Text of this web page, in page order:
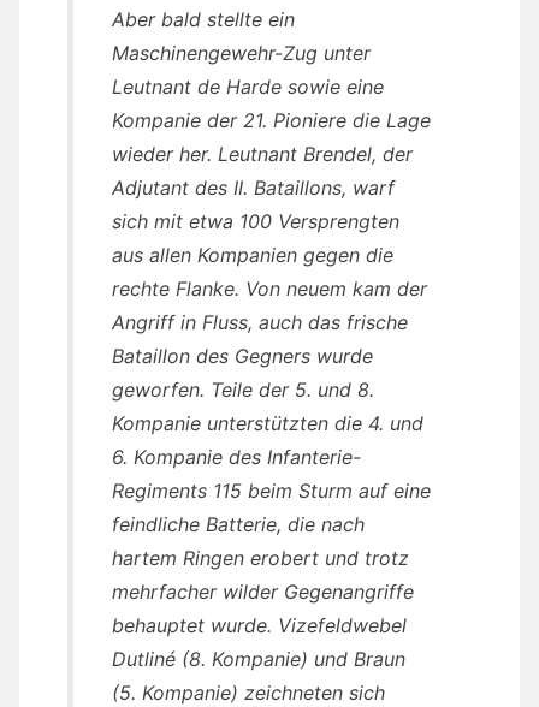
Aber bald stellte ein
Maschinengewehr-Zug unter
Leutnant de Harde sowie eine
Kompanie der 21. Pioniere die Lage
wieder her. Leutnant Brendel, der
Adjutant des II. Bataillons, warf
sich mit etwa 100 Versprengten
aus allen Kompanien gegen die
rechte Flanke. Von neuem kam der
Angriff in Fluss, auch das frische
Bataillon des Gegners wurde
geworfen. Teile der 5. und 8.
Kompanie unterstützten die 4. und
6. Kompanie des Infanterie-
Regiments 115 beim Sturm auf eine
feindliche Batterie, die nach
hartem Ringen erobert und trotz
mehrfacher wilder Gegenangriffe
behauptet wurde. Vizefeldwebel
Dutliné (8. Kompanie) und Braun
(5. Kompanie) zeichneten sich